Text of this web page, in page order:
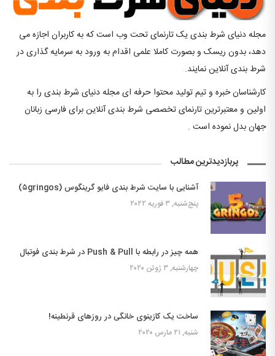
مجله دنیای شرط بندی یک تارنمای تحت وب است که به کاربران اجازه می
دهد، بدون ریسک و بصورت کاملا علمی اقدام به ورود به سرمایه گذاری در
شرط بندی آنلاین نمایند.
کارشناسان خبره و تیم تولید محتوا حرفه ای مجله دنیای شرط بندی را به
اولین و معتبرترین تارنمای تخصصی شرط بندی آنلاین برای فارسی زبانان
جهان بدل نموده است .
پربازدیدترین مطالب
آشنایی با سایت شرط بندی فایو گرینگوس (۵gringos)
پنج‌شنبه, ۳ فوریه ۲۰۲۲
همه چیز در رابطه با Push & Pull در شرط بندی فوتبال
چهارشنبه, ۳ ژوئن ۲۰۲۰
ساخت یک کازینوی خانگی در روزهای قرنطینه!
شنبه, ۲۱ مارس ۲۰۲۰